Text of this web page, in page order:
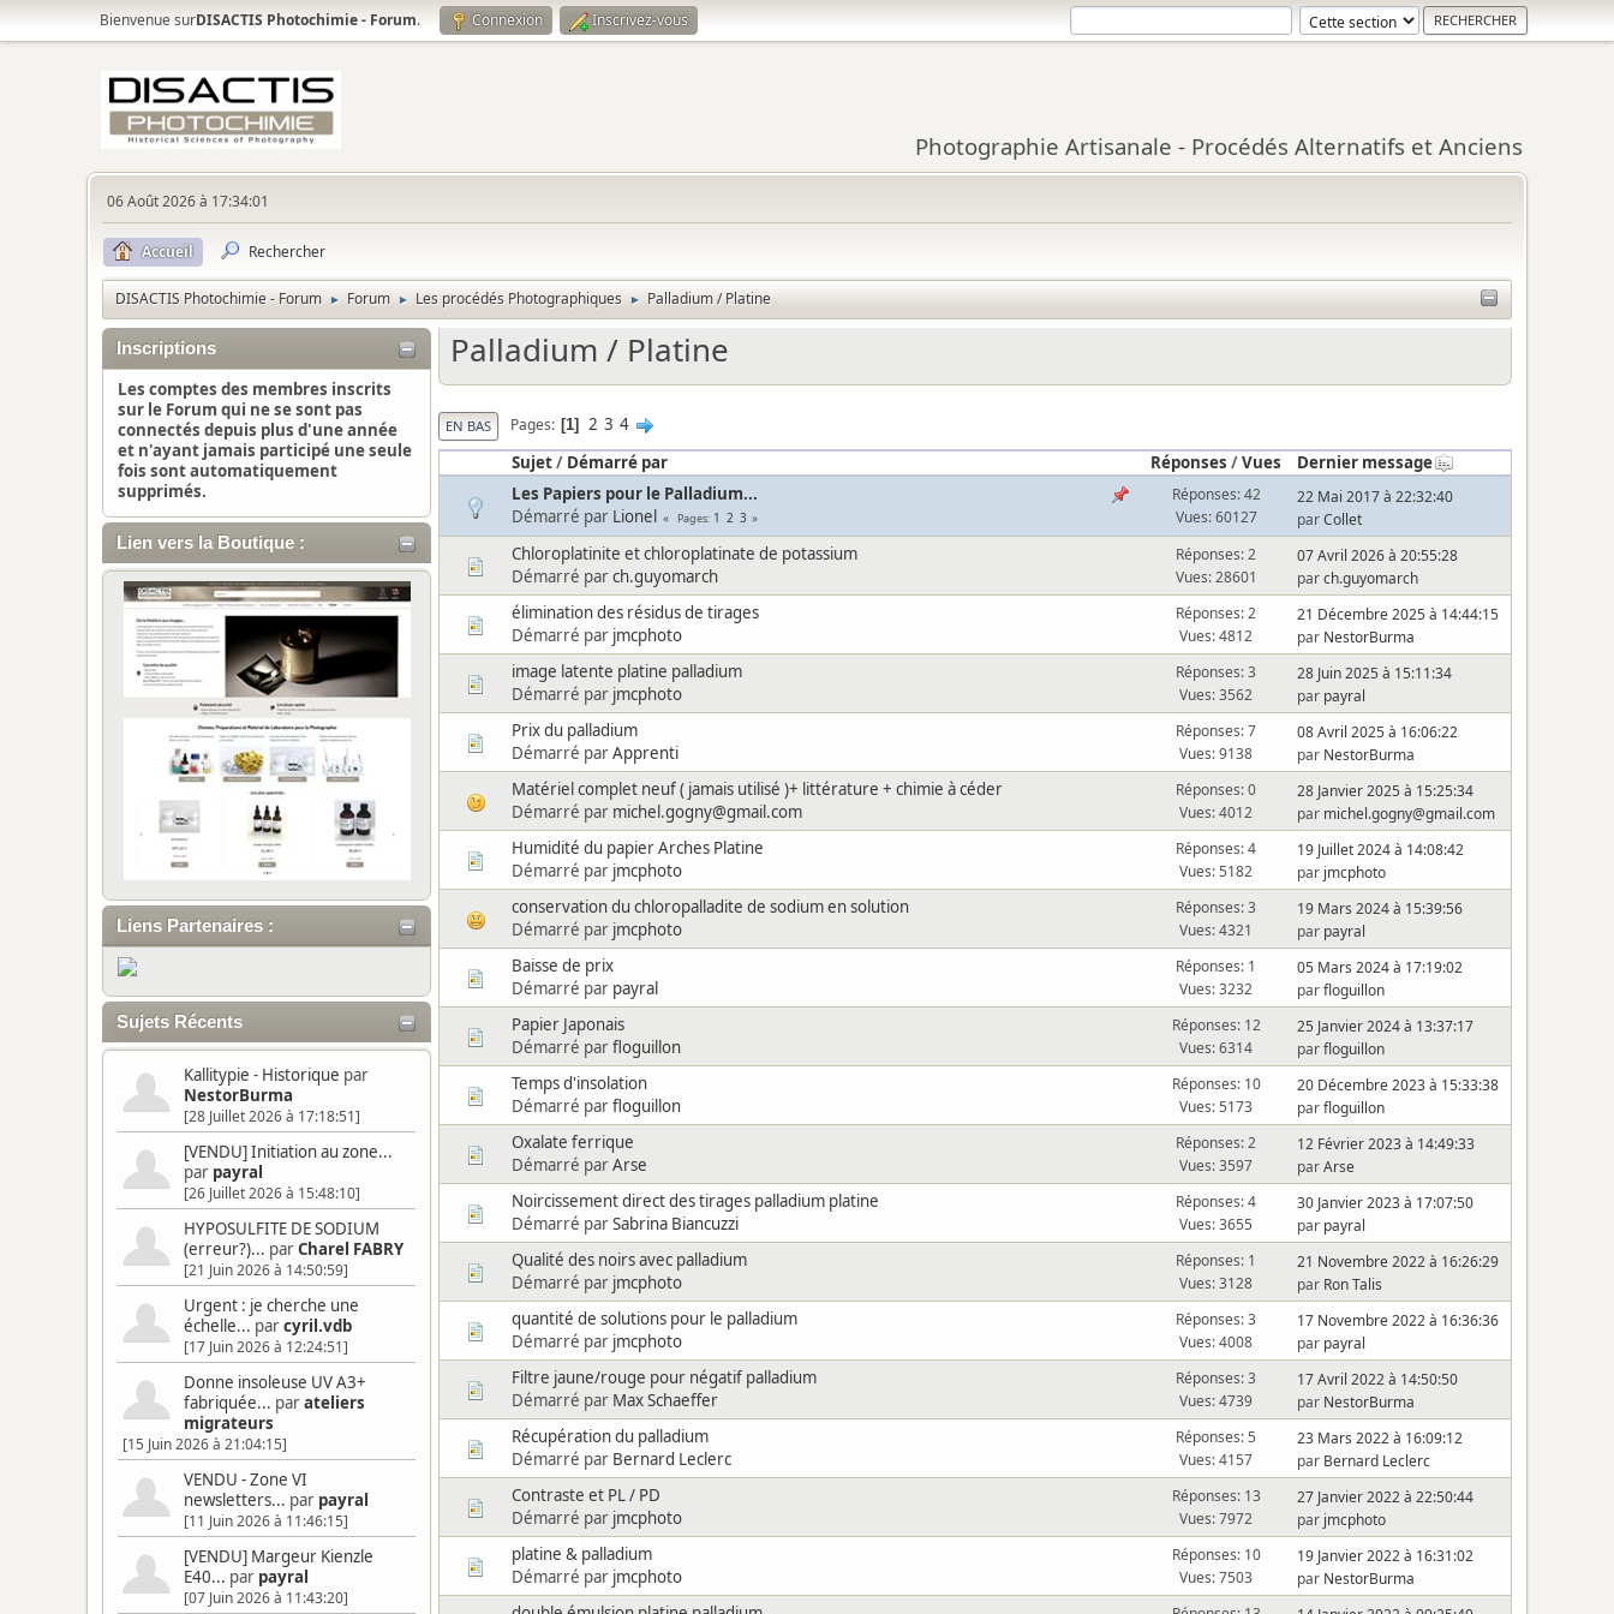
Bienvenue surDISACTIS Photochimie - Forum. Connexion Inscrivez-vous
Photographie Artisanale - Procédés Alternatifs et Anciens
06 Août 2026 à 17:34:01
Accueil Rechercher
DISACTIS Photochimie - Forum ► Forum ► Les procédés Photographiques ► Palladium / Platine
Inscriptions
Les comptes des membres inscrits
sur le Forum qui ne se sont pas
connectés depuis plus d'une année
et n'ayant jamais participé une seule
fois sont automatiquement
supprimés.
Lien vers la Boutique :
Liens Partenaires :
Sujets Récents
Kallitypie - Historique par
NestorBurma
[28 Juillet 2026 à 17:18:51]
[VENDU] Initiation au zone...
par payral
[26 Juillet 2026 à 15:48:10]
HYPOSULFITE DE SODIUM
(erreur?)... parCharel FABRY
[21 Juin 2026 à 14:50:59]
Urgent : je cherche une
échelle... parcyril.vdb
[17 Juin 2026 à 12:24:51]
Donne insoleuse UV A3+
fabriquée... parateliers
migrateurs
[15 Juin 2026 à 21:04:15]
VENDU - Zone VI
newsletters... par payral
[11 Juin 2026 à 11:46:15]
[VENDU] Margeur Kienzle
E40... par payral
[07 Juin 2026 à 11:43:20]
Palladium / Platine
EN BAS Pages 1 2 3 4
Sujet/ Démarré par Réponses /Vues
Dernier message
Les Papiers pour le Palladium...
Démarré par Lionel Pages 1 2 3
Réponses: 42
Vues: 60127
22 Mai 2017 à 22:32:40
parCollet
Chloroplatinite et chloroplatinate de potassium
Démarré parch.guyomarch
Réponses: 2
Vues: 28601
07 Avril 2026 à 20:55:28
parch.guyomarch
élimination des résidus de tirages
Démarré par jmcphoto
Réponses: 2
Vues: 4812
21 Décembre 2025 à 14:44:15
par NestorBurma
image latente platine palladium
Démarré par jmcphoto
Réponses: 3
Vues: 3562
28 Juin 2025 à 15:11:34
par payral
Prix du palladium
Démarré parApprenti
Réponses: 7
Vues: 9138
08 Avril 2025 à 16:06:22
par NestorBurma
Matériel complet neuf ( jamais utilisé )+ littérature + chimie à céder
Démarré par michel.gogny@gmail.com
Réponses: 0
Vues: 4012
28 Janvier 2025 à 15:25:34
par michel.gogny@gmail.com
Humidité du papier Arches Platine
Démarré par jmcphoto
Réponses: 4
Vues: 5182
19 Juillet 2024 à 14:08:42
par jmcphoto
conservation du chloropalladite de sodium en solution
Démarré par jmcphoto
Réponses: 3
Vues: 4321
19 Mars 2024 à 15:39:56
par payral
Baisse de prix
Démarré par payral
Réponses: 1
Vues: 3232
05 Mars 2024 à 17:19:02
parfloguillon
Papier Japonais
Démarré parfloguillon
Réponses: 12
Vues: 6314
25 Janvier 2024 à 13:37:17
parfloguillon
Temps d'insolation
Démarré parfloguillon
Réponses: 10
Vues: 5173
20 Décembre 2023 à 15:33:38
parfloguillon
Oxalate ferrique
Démarré parArse
Réponses: 2
Vues: 3597
12 Février 2023 à 14:49:33
parArse
Noircissement direct des tirages palladium platine
Démarré parSabrina Biancuzzi
Réponses: 4
Vues: 3655
30 Janvier 2023 à 17:07:50
par payral
Qualité des noirs avec palladium
Démarré par jmcphoto
Réponses: 1
Vues: 3128
21 Novembre 2022 à 16:26:29
par Ron Talis
quantité de solutions pour le palladium
Démarré par jmcphoto
Réponses: 3
Vues: 4008
17 Novembre 2022 à 16:36:36
par payral
Filtre jaune/rouge pour négatif palladium
Démarré par Max Schaeffer
Réponses: 3
Vues: 4739
17 Avril 2022 à 14:50:50
par NestorBurma
Récupération du palladium
Démarré par Bernard Leclerc
Réponses: 5
Vues: 4157
23 Mars 2022 à 16:09:12
par Bernard Leclerc
Contraste et PL / PD
Démarré par jmcphoto
Réponses: 13
Vues: 7972
27 Janvier 2022 à 22:50:44
par jmcphoto
platine & palladium
Démarré par jmcphoto
Réponses: 10
Vues: 7503
19 Janvier 2022 à 16:31:02
par NestorBurma